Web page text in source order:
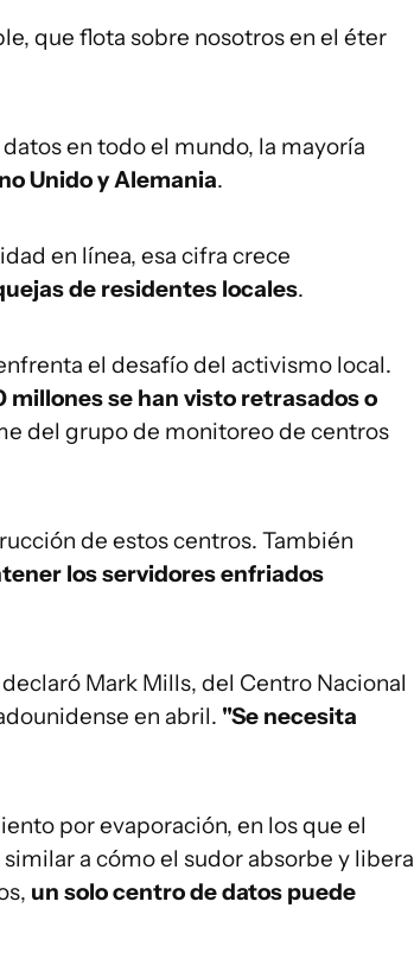
que flota sobre nosotros en el éter
en todo el mundo, la mayoría
Unido y Alemania.
en línea, esa cifra crece
de residentes locales.
el desafío del activismo local.
se han visto retrasados o
del grupo de monitoreo de centros
de estos centros. También
los servidores enfriados
declaró Mark Mills, del Centro Nacional
en abril. "Se necesita
por evaporación, en los que el
a cómo el sudor absorbe y libera
un solo centro de datos puede